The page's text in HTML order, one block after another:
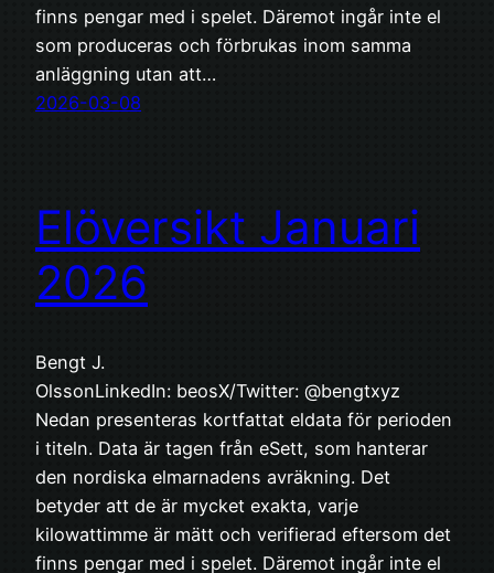
finns pengar med i spelet. Däremot ingår inte el
som produceras och förbrukas inom samma
anläggning utan att…
2026-03-08
Elöversikt Januari
2026
Bengt J.
OlssonLinkedIn: beosX/Twitter: @bengtxyz
Nedan presenteras kortfattat eldata för perioden
i titeln. Data är tagen från eSett, som hanterar
den nordiska elmarnadens avräkning. Det
betyder att de är mycket exakta, varje
kilowattimme är mätt och verifierad eftersom det
finns pengar med i spelet. Däremot ingår inte el